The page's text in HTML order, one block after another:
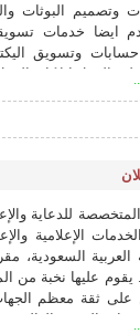
وتصميم البوثات
ايضا خدمات
حسابات وتسويق
العمل ايا كان
المتخصصة للدعاية
الإعلامية
العربية السعودية،
يقوم عليها نخبة من
على ثقة معظم
ذات الجودة العالية